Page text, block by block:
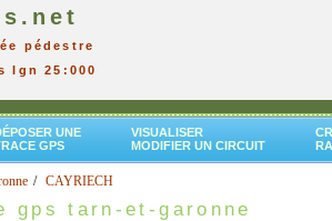
pédestre
Ign 25:000
UNE
GPS
VISUALISER
MODIFIER UN CIRCUIT
CAYRIECH
gps tarn-et-garonne